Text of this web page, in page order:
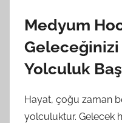
Medyum
Geleceğinizi
Yolculuk
Hayat, çoğu zaman
yolculuktur. Gelecek